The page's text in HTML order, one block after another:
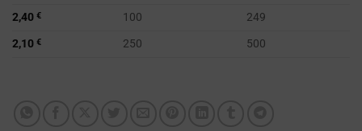
2,40 € 100
249
2,10 € 250 500